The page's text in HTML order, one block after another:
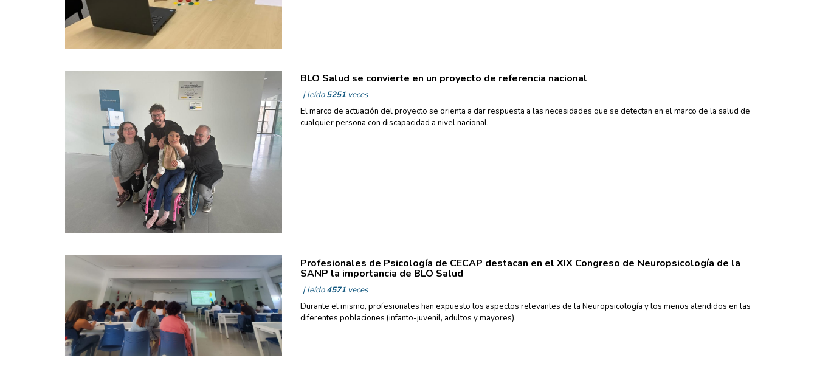
BLO Salud se convierte en un proyecto de referencia nacional
| leído5251veces
El marco de actuación del proyecto se orienta a dar respuesta a las necesidades que se detectan en el marco de la salud de
cualquier persona con discapacidad a nivel nacional.
Profesionales de Psicología de CECAP destacan en el XIX Congreso de Neuropsicología de la
SANP la importancia de BLO Salud
| leído4571veces
Durante el mismo, profesionales han expuesto los aspectos relevantes de la Neuropsicología y los menos atendidos en las
diferentes poblaciones (infanto-juvenil, adultos y mayores).